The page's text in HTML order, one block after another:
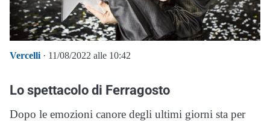
Vercelli · 11/08/2022 alle 10:42
Lo spettacolo di Ferragosto
Dopo le emozioni canore degli ultimi giorni sta per